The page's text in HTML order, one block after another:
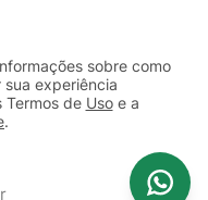
sobre como
experiência
Termos de Usoe a
.